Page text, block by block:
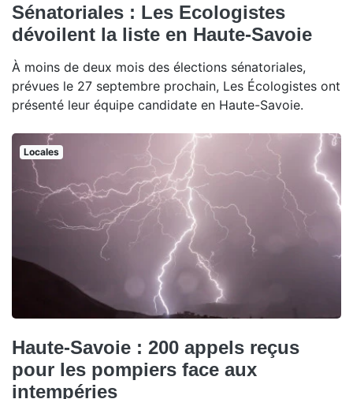
Sénatoriales : Les Ecologistes
dévoilent la liste en Haute-Savoie
À moins de deux mois des élections sénatoriales,
prévues le 27 septembre prochain, Les Écologistes ont
présenté leur équipe candidate en Haute-Savoie.
Locales
Haute-Savoie : 200 appels reçus
pour les pompiers face aux
intempéries